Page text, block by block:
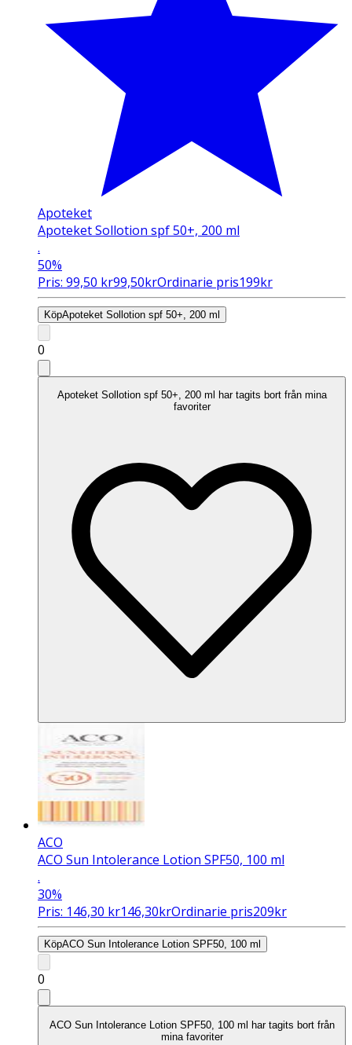
Apoteket
Apoteket Sollotion spf 50+, 200 ml
.
50%
Pris: 99,50 kr99,50krOrdinarie pris199kr
KöpApoteket Sollotion spf 50+, 200 ml
0
Apoteket Sollotion spf 50+, 200 ml har tagits bort från mina
favoriter
ACO
ACO Sun Intolerance Lotion SPF50, 100 ml
.
30%
Pris: 146,30 kr146,30krOrdinarie pris209kr
KöpACO Sun Intolerance Lotion SPF50, 100 ml
0
ACO Sun Intolerance Lotion SPF50, 100 ml har tagits bort från
mina favoriter